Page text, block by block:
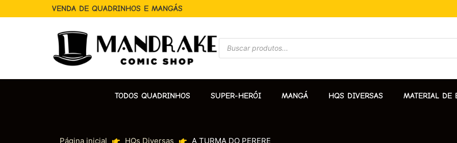
VENDA DE QUADRINHOS E MANGÁS
TODOS QUADRINHOS SUPER-HERÓI MANGÁ HQS DIVERSAS MATERIAL DE
Página inicial HQs Diversas A TURMA DO PERERE